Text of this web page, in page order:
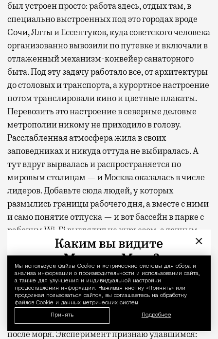
Уведомление
Мы используем файлы Сookie и метрические системы для сбора и
анализа информации о производительности и использовании сайта,
а также для улучшения и индивидуальной настройки
предоставления информации. Нажимая кнопку «Принять» или
продолжая пользоваться сайтом, вы соглашаетесь на обработку
файлов Cookie и данных метрических систем.
Принять Подробнее
был устроен просто: работа здесь, отдых там, в
специально выстроенных под это городах вроде
Сочи, Ялты и Ессентуков, куда советского человека
организованно вывозили по путевке и включали в
отлаженный механизм-конвейер санаторного
быта. Под эту задачу работало все, от архитектуры
до столовых и транспорта, а курортное настроение
потом транслировали кино и цветные плакаты.
Перевозить это настроение в северные деловые
метрополии никому не приходило в голову.
Расслабленная атмосфера жила в своих
заповедниках и никуда оттуда не выбиралась. А
тут вдруг вырвалась и распространяется по
мировым столицам — и Москва оказалась в числе
лидеров. Добавьте сюда людей, у которых
размылись границы рабочего дня, а вместе с ними
и само понятие отпуска — и вот бассейн в парке с
рабочим Wi-Fi выглядит не курьезом, а точным
ответом на запрос.
Вместо чемодана
К вечеру возвращаюсь тем же маршрутом через
парк — золотой свет, длинные тени, приятное
ощущение усталости, которое обычно бывает
после моря. Эксперимент признаю удавшимся:
×